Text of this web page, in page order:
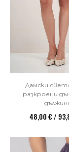
Дамски
разкроени
48,00 € /